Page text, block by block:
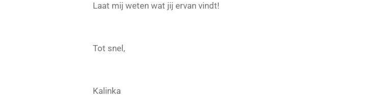
Laat mij weten wat jij ervan vindt!
Tot snel,
Kalinka